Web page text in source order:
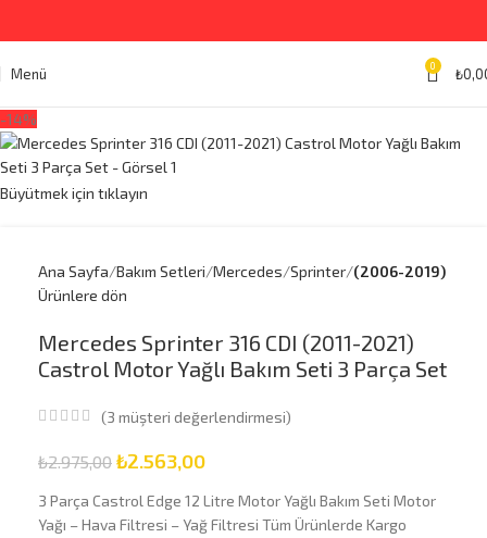
Menü 0 ₺
-14%
Büyütmek için tıklayın
Ana Sayfa Bakım Setleri Mercedes Sprinter (2006-2019)
Ürünlere dön
Mercedes Sprinter 316 CDI (2011-2021)
Castrol Motor Yağlı Bakım Seti 3 Parça Set
(3 müşteri değerlendirmesi)
₺2.975,00 ₺2.563,00
3 Parça Castrol Edge 12 Litre Motor Yağlı Bakım Seti Motor
Yağı – Hava Filtresi – Yağ Filtresi Tüm Ürünlerde Kargo